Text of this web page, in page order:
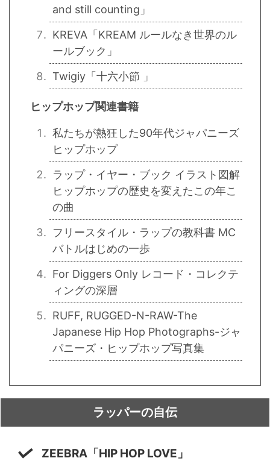
and still counting」
KREVA「KREAM ルールなき世界のル
ールブック」
Twigiy「十六小節 」
ヒップホップ関連書籍
私たちが熱狂した90年代ジャパニーズ
ヒップホップ
ラップ・イヤー・ブック イラスト図解
ヒップホップの歴史を変えたこの年こ
の曲
フリースタイル・ラップの教科書 MC
バトルはじめの一歩
For Diggers Only レコード・コレクテ
ィングの深層
RUFF, RUGGED-N-RAW-The
Japanese Hip Hop Photographs-ジャ
パニーズ・ヒップホップ写真集
ラッパーの自伝
ZEEBRA「HIP HOP LOVE」